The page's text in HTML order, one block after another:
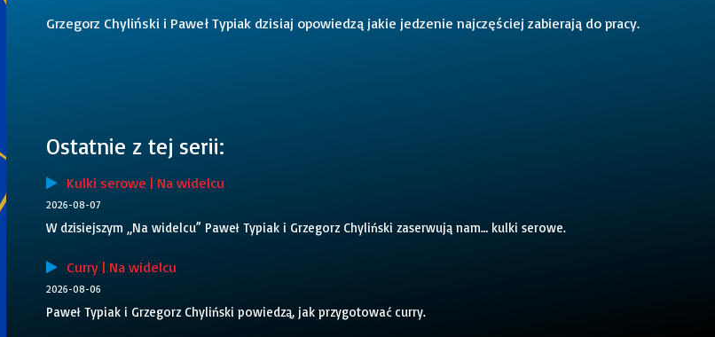
Grzegorz Chyliński i Paweł Typiak dzisiaj opowiedzą jakie jedzenie najczęściej zabierają do pracy.
Ostatnie z tej serii:
Kulki serowe | Na widelcu
2026-08-07
W dzisiejszym „Na widelcu” Paweł Typiak i Grzegorz Chyliński zaserwują nam… kulki serowe.
Curry | Na widelcu
2026-08-06
Paweł Typiak i Grzegorz Chyliński powiedzą, jak przygotować curry.